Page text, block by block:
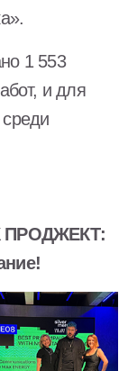
1 553
и для
ПРОДЖЕКТ: